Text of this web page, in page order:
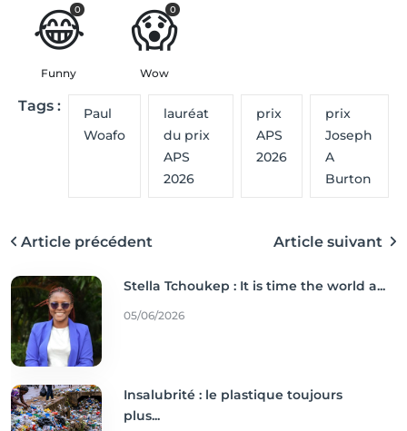
😂
0
Funny
😱
0
Wow
Tags :
Paul
Woafo
lauréat
du prix
APS
2026
prix
APS
2026
prix
Joseph
A
Burton
Article précédent Article suivant
Stella Tchoukep : It is time the world a...
05/06/2026
Insalubrité : le plastique toujours
plus...